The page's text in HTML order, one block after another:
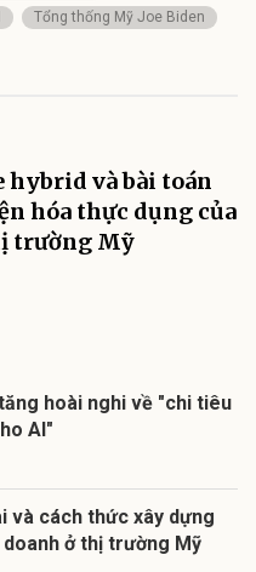
Tổng thống Mỹ Joe Biden
hybrid và bài toán
hóa thực dụng của
trường Mỹ
hoài nghi về "chi tiêu
AI"
và cách thức xây dựng
ở thị trường Mỹ